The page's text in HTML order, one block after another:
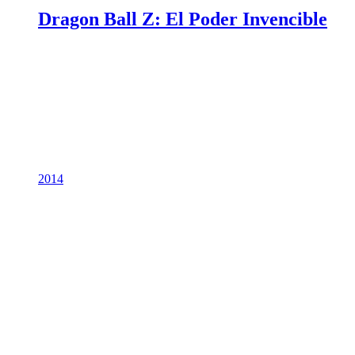
Dragon Ball Z: El Poder Invencible
2014